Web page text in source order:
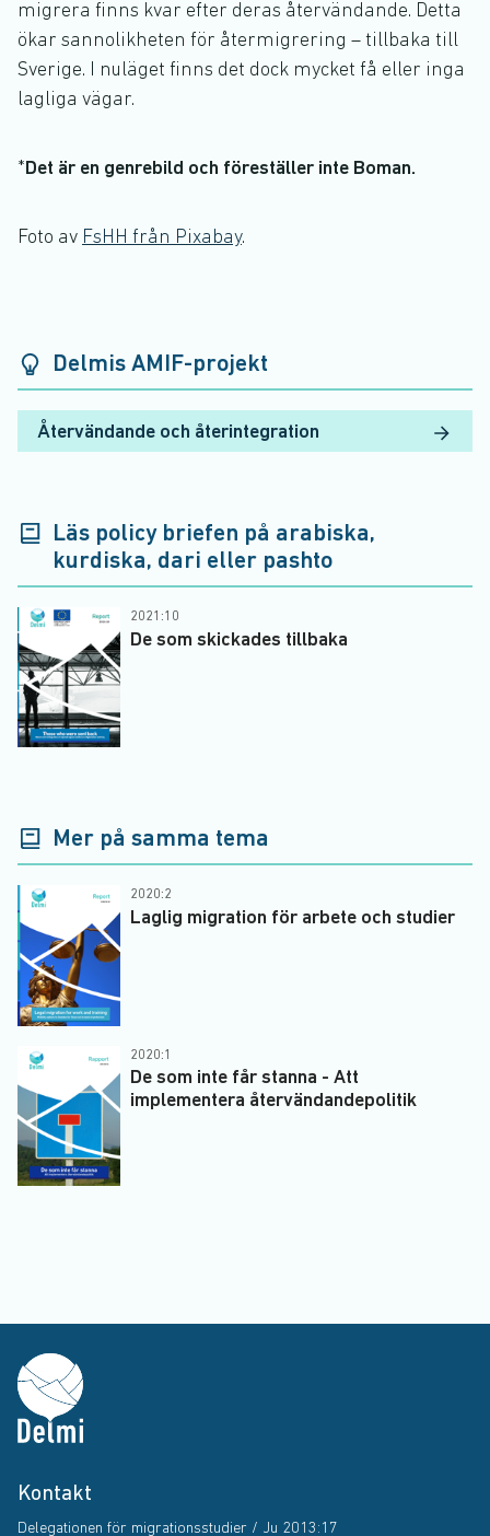
migrera finns kvar efter deras återvändande. Detta
ökar sannolikheten för återmigrering – tillbaka till
Sverige. I nuläget finns det dock mycket få eller inga
lagliga vägar.
*Det är en genrebild och föreställer inte Boman.
Foto av FsHH från Pixabay.
Delmis AMIF-projekt
Återvändande och återintegration
Läs policy briefen på arabiska,
kurdiska, dari eller pashto
2021:10
De som skickades tillbaka
Mer på samma tema
2020:2
Laglig migration för arbete och studier
2020:1
De som inte får stanna - Att
implementera återvändandepolitik
Kontakt
Delegationen för migrationsstudier / Ju 2013:17